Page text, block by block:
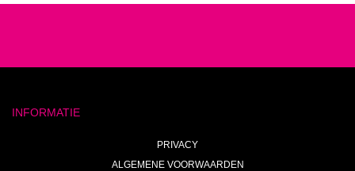
INFORMATIE
PRIVACY
ALGEMENE VOORWAARDEN